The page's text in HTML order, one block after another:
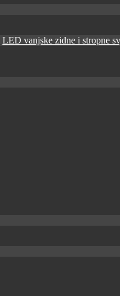
LED vanjske zidne i stropne